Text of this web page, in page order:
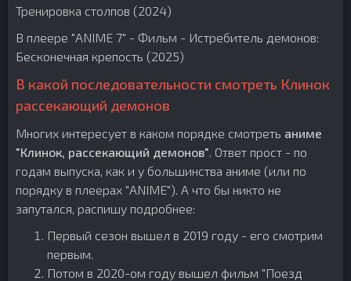
Тренировка столпов (2024)
В плеере "ANIME 7" - Фильм - Истребитель демонов:
Бесконечная крепость (2025)
В какой последовательности смотреть Клинок
рассекающий демонов
Многих интересует в каком порядке смотреть аниме
"Клинок, рассекающий демонов". Ответ прост - по
годам выпуска, как и у большинства аниме (или по
порядку в плеерах "ANIME"). А что бы никто не
запутался, распишу подробнее:
Первый сезон вышел в 2019 году - его смотрим
первым.
Потом в 2020-ом году вышел фильм "Поезд